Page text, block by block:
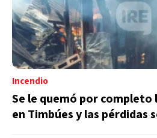
Incendio
Se le quemó por completo
en Timbúes y las pérdidas